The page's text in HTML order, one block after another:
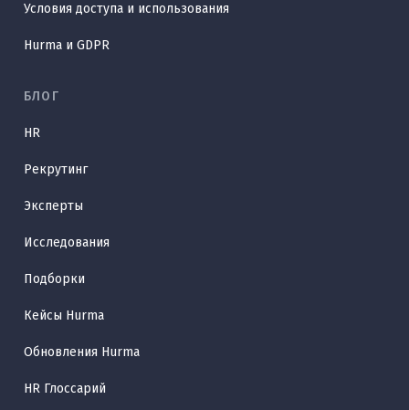
Условия доступа и использования
Hurma и GDPR
БЛОГ
HR
Рекрутинг
Эксперты
Исследования
Подборки
Кейсы Hurma
Обновления Hurma
HR Глоссарий